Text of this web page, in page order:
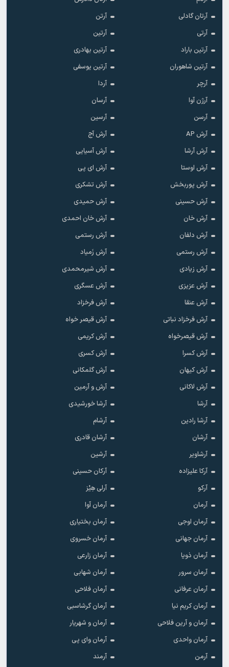
آرتان گادلی
آرتن
آرتی
آرتین
آرتین باراد
آرتین بهادری
آرتین شاهوران
آرتین یوسفی
آرچر
آردا
آرژن آوا
آرسان
آرسن
آرسین
آرش AP
آرش آج
آرش آرشا
آرش آسیایی
آرش اوستا
آرش ای پی
آرش پوربخش
آرش تشکری
آرش حسینی
آرش حمیدی
آرش خان
آرش خان احمدی
آرش دلفان
آرش رستمى
آرش رستمی
آرش زَمیاد
آرش زیادی
آرش شیرمحمدی
آرش عزیزی
آرش عسگری
آرش عنقا
آرش فرخزاد
آرش فرخزاد نباتی
آرش قیصر خواه
آرش قیصرخواه
آرش کریمی
آرش کسرا
آرش کسری
آرش کیهان
آرش گلمکانی
آرش لاکانی
آرش و آرمین
آرشا
آرشا خورشیدی
آرشا رادین
آرشام
آرشان
آرشان قادری
آرشاویر
آرشین
آرکا علیزاده
آرکان حسینی
آرکو
آرلی هِیْز
آرمان
آرمان آوا
آرمان اوجی
آرمان بختیاری
آرمان جهانی
آرمان خسروی
آرمان ذویا
آرمان زارعی
آرمان سرور
آرمان شهابی
آرمان عرفانی
آرمان فلاحی
آرمان کریم نیا
آرمان گرشاسبی
آرمان و آرین فلاحی
آرمان و شهریار
آرمان واحدی
آرمان وای پی
آرمن
آرمند